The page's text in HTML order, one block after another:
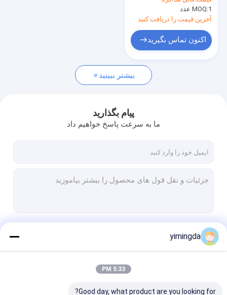
Q25
MOQ:1 عدد
آخرین قیمت را دریافت کنید
اکنون تماس بگیرید
بیشتر ببینید
پیام بگذارید
ما به سرعت پاسخ خواهیم داد
yimingda
5:33 PM
Good day, what product are you looking for?